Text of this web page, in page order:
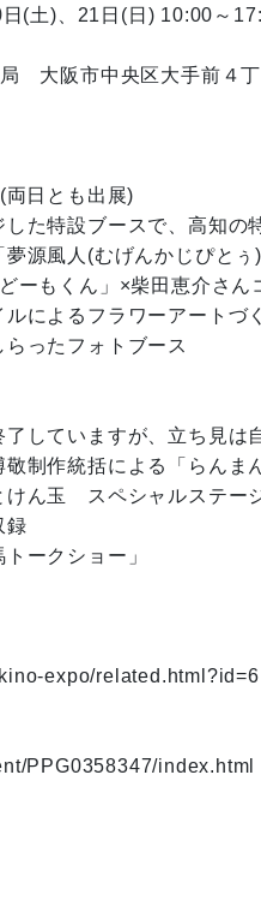
(土)、21日(日) 10:00～
　大阪市中央区大手前４
日とも出展)
た特設ブースで、高知の
源風人(むげんかじぴとぅ
ーもくん」×柴田恵介さん
によるフラワーアートづ
ったフォトブース
していますが、立ち見は
制作統括による「らんま
ん玉　スペシャルステー
録
ークショー」
expo/related.html?id=6